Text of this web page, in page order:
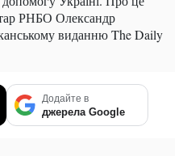
РНБО Олександр
виданню The Daily
Додайте в
джерела Google